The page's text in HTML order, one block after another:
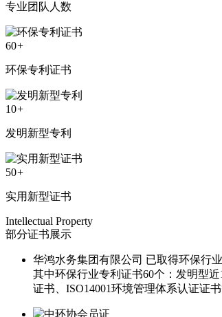
专业团队人数
60+
环保专利证书
10+
发明新型专利
50+
实用新型证书
Intellectual Property
部分证书展示
华鸿水务集团有限公司 已取得环保行
其中环保行业专利证书60个：发明型
证书、ISO14001环境管理体系认证证